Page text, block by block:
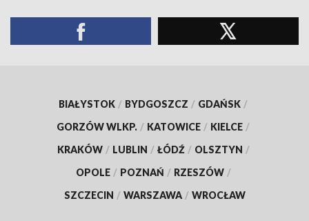
BIAŁYSTOK / BYDGOSZCZ / GDAŃSK /
GORZÓW WLKP. / KATOWICE / KIELCE /
KRAKÓW / LUBLIN / ŁÓDŹ / OLSZTYN /
OPOLE / POZNAŃ / RZESZÓW /
SZCZECIN / WARSZAWA / WROCŁAW